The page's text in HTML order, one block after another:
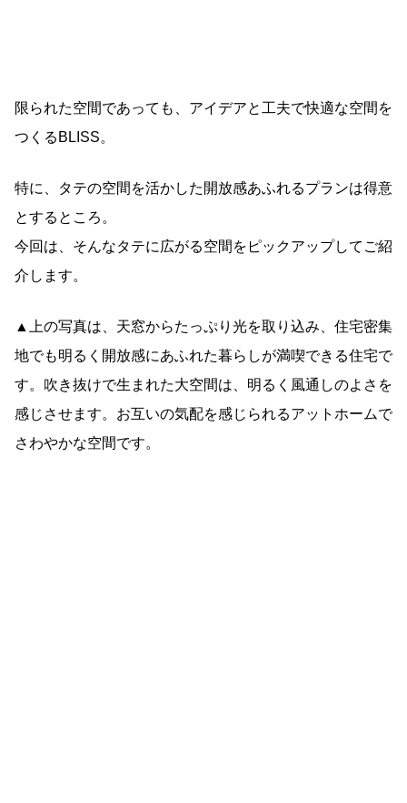
限られた空間であっても、アイデアと工夫で快適な空間を
つくるBLISS。
特に、タテの空間を活かした開放感あふれるプランは得意
とするところ。
今回は、そんなタテに広がる空間をピックアップしてご紹
介します。
▲上の写真は、天窓からたっぷり光を取り込み、住宅密集
地でも明るく開放感にあふれた暮らしが満喫できる住宅で
す。吹き抜けで生まれた大空間は、明るく風通しのよさを
感じさせます。お互いの気配を感じられるアットホームで
さわやかな空間です。